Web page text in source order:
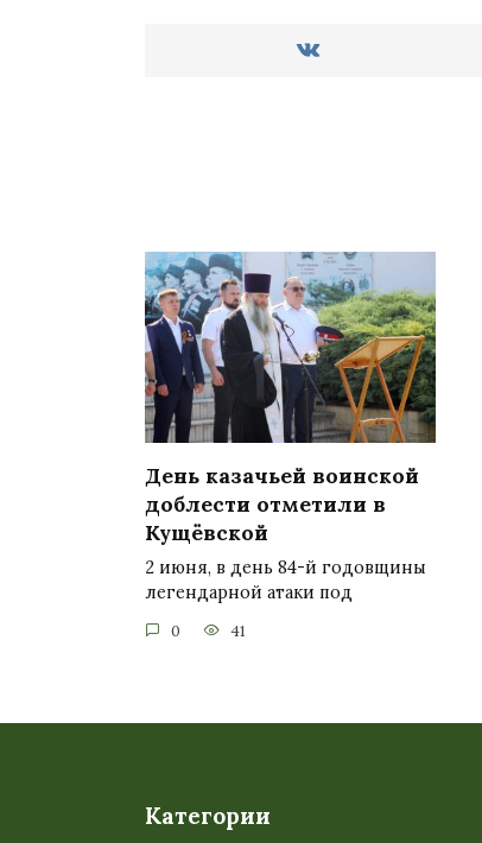
День казачьей воинской
доблести отметили в
Кущёвской
2 июня, в день 84-й годовщины
легендарной атаки под
0 41
Категории